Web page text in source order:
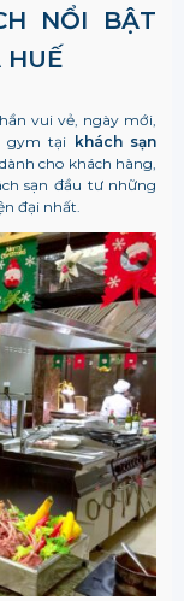
NỔI BẬT
HUẾ
vui vẻ, ngày mới,
gym tại
khách sạn
cho khách hàng,
sạn đầu tư những
đại nhất.